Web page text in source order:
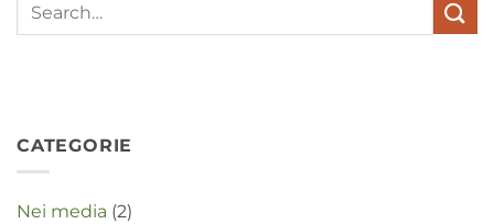
in
CATEGORIE
Nei media (2)